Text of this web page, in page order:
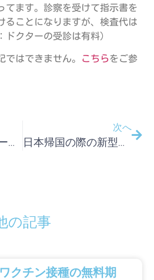
ます。診察を受けて指示書を
ることになりますが、検査代は
クターの受診は有料）
ではできません。 こちらをご参
日本語医療センターパースの末年始の診療時間と救急病院の案内
次へ
日本帰国の際の新型コロナウイルスPCR検査について
の記事
クチン接種の無料期